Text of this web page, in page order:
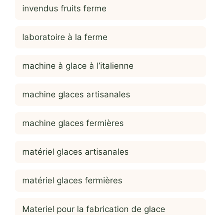
invendus fruits ferme
laboratoire à la ferme
machine à glace à l’italienne
machine glaces artisanales
machine glaces fermières
matériel glaces artisanales
matériel glaces fermières
Materiel pour la fabrication de glace